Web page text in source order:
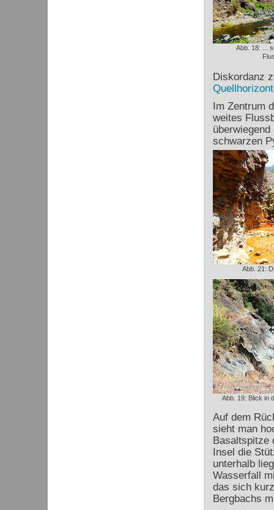
Abb. 18: ...
Diskordanz
Quellhorizont
Im Zentrum
weites
schwarzen
Abb. 21:
Abb. 19: Blick in
Auf dem
sieht man
Basaltspitze
Insel die
unterhalb
Wasserfall
das sich
Bergbachs